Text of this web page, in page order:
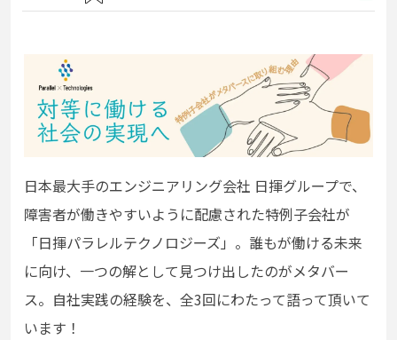
日本最大手のエンジニアリング会社 日揮グループで、
障害者が働きやすいように配慮された特例子会社が
「日揮パラレルテクノロジーズ」。 誰もが働ける未来
に向け、一つの解として見つけ出したのがメタバー
ス。 自社実践の経験を、全3回にわたって語って頂いて
います！